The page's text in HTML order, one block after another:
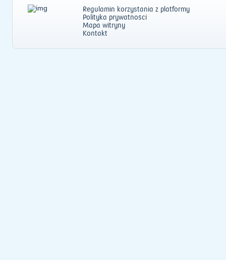
Regulamin korzystania z platformy
Polityka prywatności
Mapa witryny
Kontakt